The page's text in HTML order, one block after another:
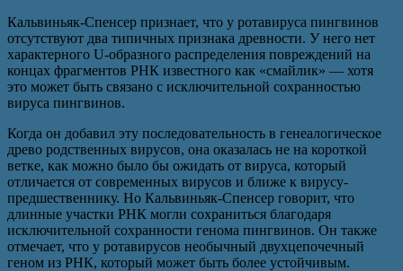
Кальвиньяк-Спенсер признает, что у ротавируса пингвинов
отсутствуют два типичных признака древности. У него нет
характерного U-образного распределения повреждений на
концах фрагментов РНК известного как «смайлик» — хотя
это может быть связано с исключительной сохранностью
вируса пингвинов.
Когда он добавил эту последовательность в генеалогическое
древо родственных вирусов, она оказалась не на короткой
ветке, как можно было бы ожидать от вируса, который
отличается от современных вирусов и ближе к вирусу-
предшественнику. Но Кальвиньяк-Спенсер говорит, что
длинные участки РНК могли сохраниться благодаря
исключительной сохранности генома пингвинов. Он также
отмечает, что у ротавирусов необычный двухцепочечный
геном из РНК, который может быть более устойчивым.